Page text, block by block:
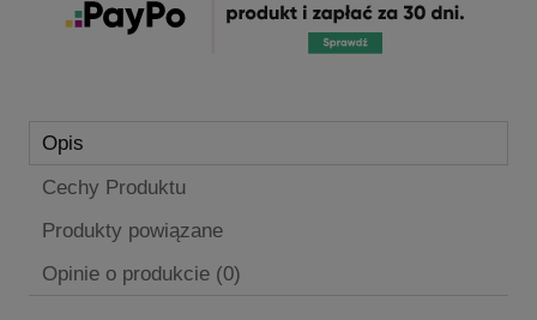
Opis
Cechy Produktu
Produkty powiązane
Opinie o produkcie (0)